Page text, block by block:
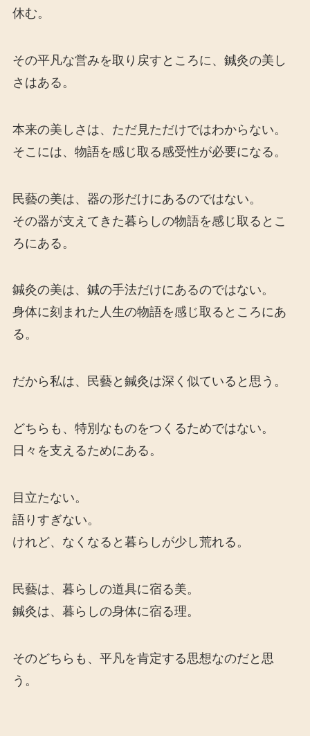
休む。
その平凡な営みを取り戻すところに、鍼灸の美し
さはある。
本来の美しさは、ただ見ただけではわからない。
そこには、物語を感じ取る感受性が必要になる。
民藝の美は、器の形だけにあるのではない。
その器が支えてきた暮らしの物語を感じ取るとこ
ろにある。
鍼灸の美は、鍼の手法だけにあるのではない。
身体に刻まれた人生の物語を感じ取るところにあ
る。
だから私は、民藝と鍼灸は深く似ていると思う。
どちらも、特別なものをつくるためではない。
日々を支えるためにある。
目立たない。
語りすぎない。
けれど、なくなると暮らしが少し荒れる。
民藝は、暮らしの道具に宿る美。
鍼灸は、暮らしの身体に宿る理。
そのどちらも、平凡を肯定する思想なのだと思
う。